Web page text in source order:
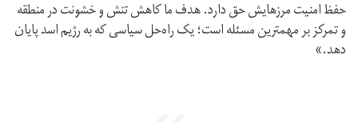
حفظ امنیت مرزهایش حق دارد. هدف ما کاهش تنش و خشونت در منطقه
و تمرکز بر مهمترین مسئله است؛ یک راه‌حل سیاسی که به رژیم اسد پایان
دهد.»